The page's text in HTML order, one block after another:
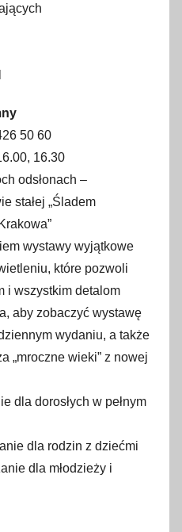
50 60
16.30
odsłonach –
stałej „Śladem
wystawy wyjątkowe
które pozwoli
i wszystkim detalom
aby zobaczyć wystawę
wydaniu, a także
„mroczne wieki” z nowej
dla dorosłych w pełnym
dla rodzin z dziećmi
dla młodzieży i